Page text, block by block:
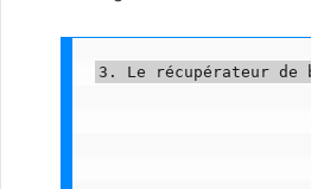
3. Le récupérateur